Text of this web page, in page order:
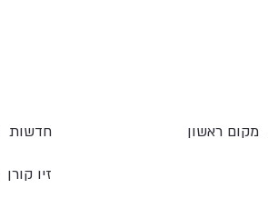
מקום ראשון חדשות
זיו קורן